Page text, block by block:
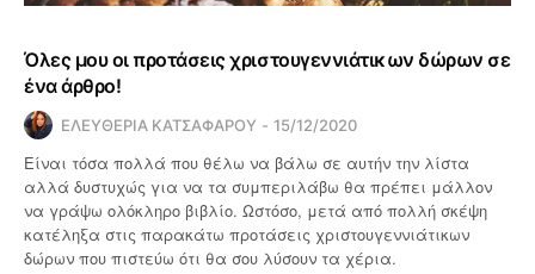
Όλες μου οι προτάσεις χριστουγεννιάτικων δώρων σε
ένα άρθρο!
ΕΛΕΥΘΕΡΙΑ ΚΑΤΣΑΦΑΡΟΥ 15/12/2020
Είναι τόσα πολλά που θέλω να βάλω σε αυτήν την λίστα
αλλά δυστυχώς για να τα συμπεριλάβω θα πρέπει μάλλον
να γράψω ολόκληρο βιβλίο. Ωστόσο, μετά από πολλή σκέψη
κατέληξα στις παρακάτω προτάσεις χριστουγεννιάτικων
δώρων που πιστεύω ότι θα σου λύσουν τα χέρια.